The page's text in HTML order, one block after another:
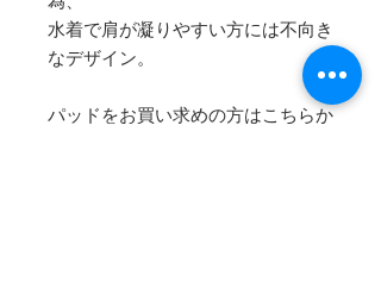
水着で肩が凝りやすい方には不向き
なデザイン。
パッドをお買い求めの方はこちらか